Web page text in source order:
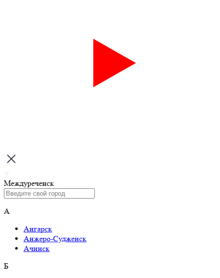
Междуреченск
А
Ангарск
Анжеро-Судженск
Ачинск
Б